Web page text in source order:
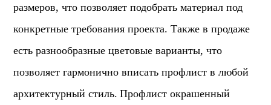
размеров, что позволяет подобрать материал под
конкретные требования проекта. Также в продаже
есть разнообразные цветовые варианты, что
позволяет гармонично вписать профлист в любой
архитектурный стиль. Профлист окрашенный